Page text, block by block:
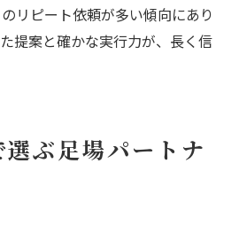
リピート依頼が多い傾向にあり
提案と確かな実行力が、長く信
ぶ足場パートナ